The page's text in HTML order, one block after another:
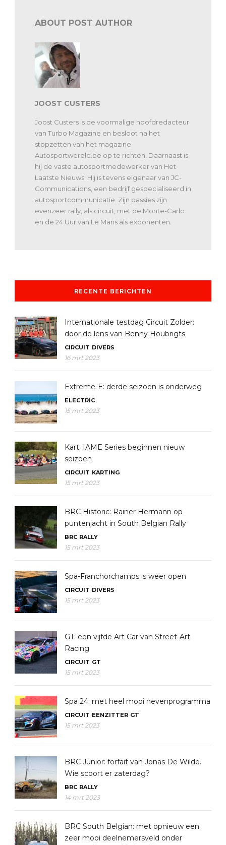
ABOUT POST AUTHOR
JOOST CUSTERS
Joost Custers is de voormalige hoofdredacteur
van Turbo Magazine en besloot na het
stopzetten van het magazine
Autosportwereld.be op te richten. Daarnaast is
hij de vaste autosportmedewerker van Het
Laatste Nieuws. Hij is tevens eigenaar van JC-
Communications, een bedrijf gespecialiseerd in
autosportcommunicatie. Zijn passies zijn
evenzeer rally, als circuit, met de Monte-Carlo
en de 24 Uur van Le Mans als exponenten.
RECENTE BERICHTEN
Internationale testdag Circuit Zolder:
door de lens van Benny Houbrigts
CIRCUIT DIVERS
16 mrt 2023
Extreme-E: derde seizoen is onderweg
ELECTRIC
15 mrt 2023
Kart: IAME Series beginnen nieuw
seizoen
CIRCUIT KARTING
15 mrt 2023
BRC Historic: Rainer Hermann op
puntenjacht in South Belgian Rally
BRC RALLY
15 mrt 2023
Spa-Franchorchamps is weer open
CIRCUIT DIVERS
15 mrt 2023
GT: een vijfde Art Car van Street-Art
Racing
CIRCUIT GT
15 mrt 2023
Spa 24: met heel mooi nevenprogramma
CIRCUIT EENZITTER GT
15 mrt 2023
BRC Junior: forfait van Jonas De Wilde.
Wie scoort er zaterdag?
BRC RALLY
14 mrt 2023
BRC South Belgian: met opnieuw een
zeer mooi deelnemersveld onder